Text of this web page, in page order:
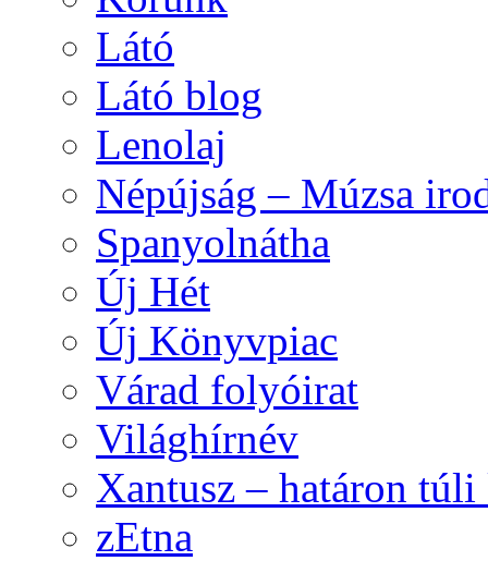
Látó
Látó blog
Lenolaj
Népújság – Múzsa
Spanyolnátha
Új Hét
Új Könyvpiac
Várad folyóirat
Világhírnév
Xantusz – határon
zEtna